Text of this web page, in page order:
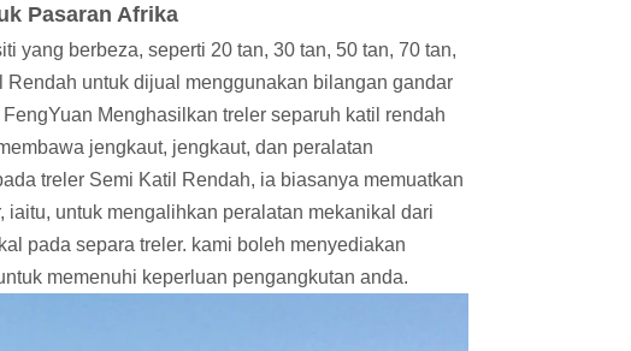
Pasaran Afrika
yang berbeza, seperti 20 tan, 30 tan, 50 tan, 70 tan,
untuk dijual menggunakan bilangan gandar
Menghasilkan treler separuh katil rendah
jengkaut, jengkaut, dan peralatan
treler Semi Katil Rendah, ia biasanya memuatkan
untuk mengalihkan peralatan mekanikal dari
pada separa treler. kami boleh menyediakan
memenuhi keperluan pengangkutan anda.